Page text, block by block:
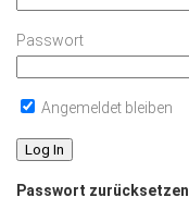
Passwort
Angemeldet bleiben
Passwort zurücksetzen